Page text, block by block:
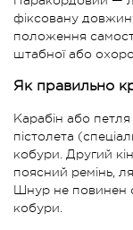
фіксовану
положення
штабної або
Як правильно
Карабін або
пістолета
кобури. Другий
поясний ремінь,
Шнур не повинен
кобури.